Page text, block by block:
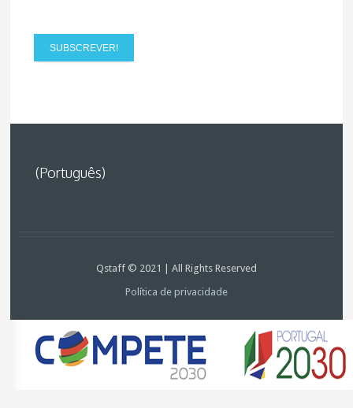
(Português)
Qstaff © 2021 | All Rights Reserved
Política de privacidade